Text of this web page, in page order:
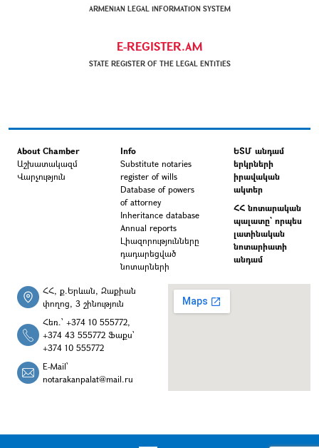
ARMENIAN LEGAL INFORMATION SYSTEM
E-REGISTER.AM
STATE REGISTER OF THE LEGAL ENTITIES
About Chamber
Աշխատակազմ
Վարչություն
Info
Substitute notaries
register of wills
Database of powers
of attorney
Inheritance database
Annual reports
Լիազորությունները
դադարեցված
նոտարների
ԵՏՄ անդամ
երկրների
իրավական
ակտեր
ՀՀ նոտարական
պալատը` որպես
լատինական
նոտարիատի
անդամ
ՀՀ, ք.Երևան, Զաքիան
փողոց, 3 շինություն
Հեռ.՝ +374 10 555772,
+374 43 555772 Ֆաքս՝
+374 10 555772
E-Mail՝
notarakanpalat@mail.ru